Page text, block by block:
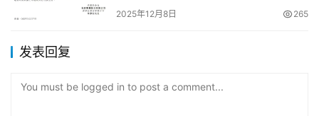
2025年12月8日 265
发表回复
You must be logged in to post a comment...